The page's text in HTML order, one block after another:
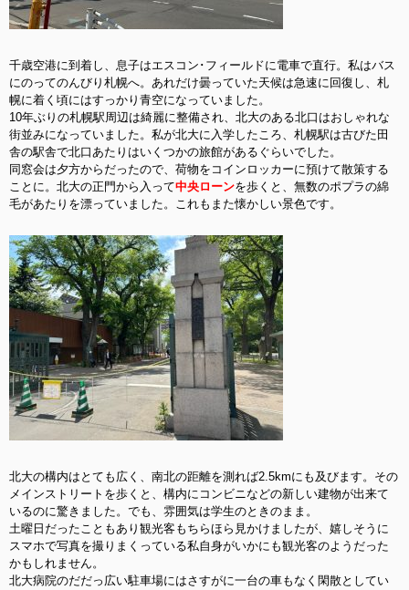
千歳空港に到着し、息子はエスコン･フィールドに電車で直行。私はバス
にのってのんびり札幌へ。あれだけ曇っていた天候は急速に回復し、札
幌に着く頃にはすっかり青空になっていました。
10年ぶりの札幌駅周辺は綺麗に整備され、北大のある北口はおしゃれな
街並みになっていました。私が北大に入学したころ、札幌駅は古びた田
舎の駅舎で北口あたりはいくつかの旅館があるぐらいでした。
同窓会は夕方からだったので、荷物をコインロッカーに預けて散策する
ことに。北大の正門から入って中央ローンを歩くと、無数のポプラの綿
毛があたりを漂っていました。これもまた懐かしい景色です。
北大の構内はとても広く、南北の距離を測れば2.5kmにも及びます。その
メインストリートを歩くと、構内にコンビニなどの新しい建物が出来て
いるのに驚きました。でも、雰囲気は学生のときのまま。
土曜日だったこともあり観光客もちらほら見かけましたが、嬉しそうに
スマホで写真を撮りまくっている私自身がいかにも観光客のようだった
かもしれません。
北大病院のだだっ広い駐車場にはさすがに一台の車もなく閑散としてい